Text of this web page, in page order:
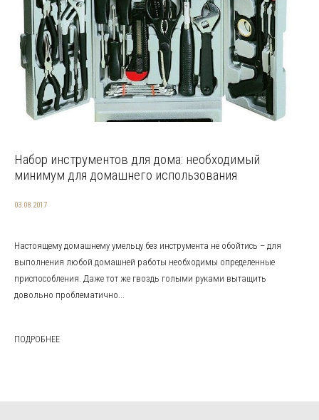
Набор инструментов для дома: необходимый
минимум для домашнего использования
03.08.2017
Настоящему домашнему умельцу без инструмента не обойтись – для
выполнения любой домашней работы необходимы определенные
приспособления. Даже тот же гвоздь голыми руками вытащить
довольно проблематично...
ПОДРОБНЕЕ